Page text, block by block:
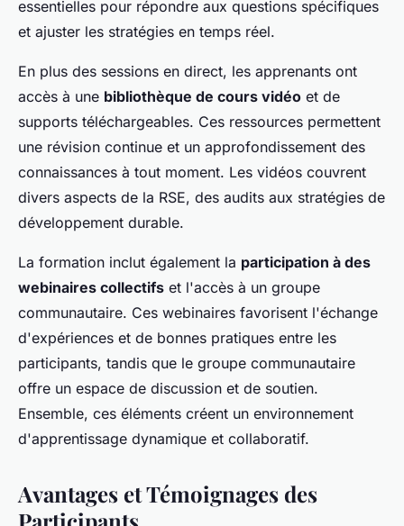
essentielles pour répondre aux questions spécifiques
et ajuster les stratégies en temps réel.
En plus des sessions en direct, les apprenants ont
accès à une bibliothèque de cours vidéo et de
supports téléchargeables. Ces ressources permettent
une révision continue et un approfondissement des
connaissances à tout moment. Les vidéos couvrent
divers aspects de la RSE, des audits aux stratégies de
développement durable.
La formation inclut également la participation à des
webinaires collectifs et l'accès à un groupe
communautaire. Ces webinaires favorisent l'échange
d'expériences et de bonnes pratiques entre les
participants, tandis que le groupe communautaire
offre un espace de discussion et de soutien.
Ensemble, ces éléments créent un environnement
d'apprentissage dynamique et collaboratif.
Avantages et Témoignages des